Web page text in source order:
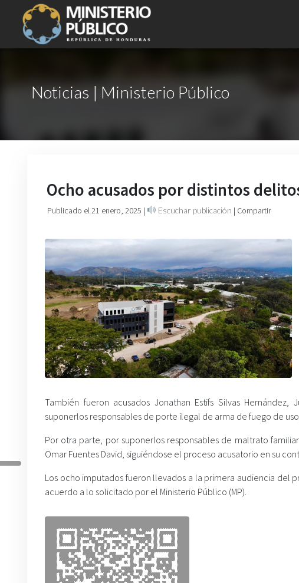
Noticias | Ministerio Público
Ocho acusados por distintos
Publicado el 21 enero, 2025 | Escuchar publicación | Compartir
También fueron acusados Jonathan Estifs Silvas
suponerlos responsables de porte ilegal de arma de fuego de
Por otra parte, por suponerlos responsables de maltrato
Omar Fuentes David, siguiéndose el proceso acusatorio en su
Los ocho imputados fueron llevados a la primera audiencia del
acuerdo a lo solicitado por el Ministerio Público (MP).